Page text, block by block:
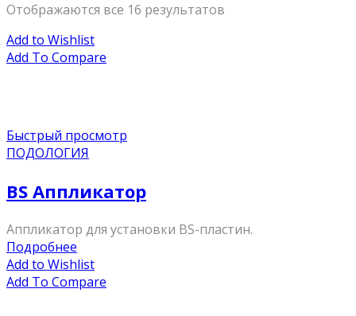
Отображаются все 16 результатов
Add to Wishlist
Add To Compare
Быстрый просмотр
ПОДОЛОГИЯ
BS Аппликатор
Аппликатор для установки BS-пластин.
Подробнее
Add to Wishlist
Add To Compare